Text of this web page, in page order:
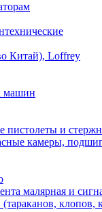
Китай), Loffrey
машин
пистолеты и
камеры,
малярная и
(тараканов, клопов,